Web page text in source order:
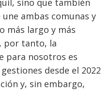
sino que también
ambas comunas y
más largo y más
por tanto, la
para nosotros es
desde el 2022
y, sin embargo,